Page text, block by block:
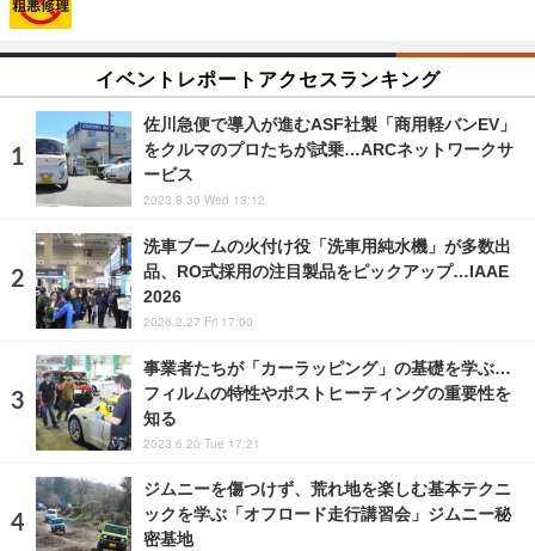
イベントレポートアクセスランキング
佐川急便で導入が進むASF社製「商用軽バンEV」
をクルマのプロたちが試乗…ARCネットワークサ
ービス
2023.8.30 Wed 13:12
洗車ブームの火付け役「洗車用純水機」が多数出
品、RO式採用の注目製品をピックアップ…IAAE
2026
2026.2.27 Fri 17:00
事業者たちが「カーラッピング」の基礎を学ぶ…
フィルムの特性やポストヒーティングの重要性を
知る
2023.6.20 Tue 17:21
ジムニーを傷つけず、荒れ地を楽しむ基本テクニ
ックを学ぶ「オフロード走行講習会」ジムニー秘
密基地